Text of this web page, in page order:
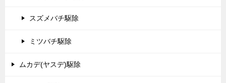
スズメバチ駆除
ミツバチ駆除
ムカデ(ヤスデ)駆除